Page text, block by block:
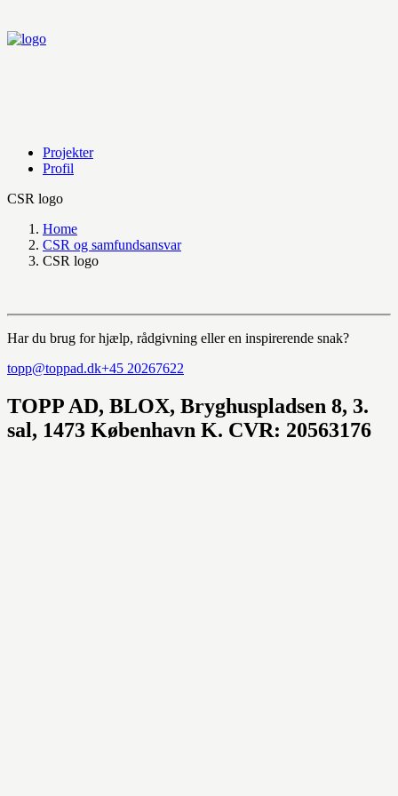
Projekter
Profil
CSR logo
Home
CSR og samfundsansvar
CSR logo
Har du brug for hjælp, rådgivning eller en inspirerende snak?
topp@toppad.dk+45 20267622
TOPP AD, BLOX, Bryghuspladsen 8, 3.
sal, 1473 København K. CVR: 20563176